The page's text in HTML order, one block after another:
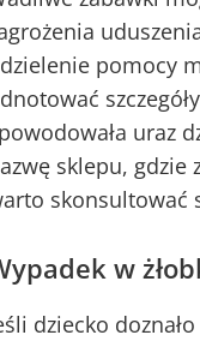
pomocy
uraz
sklepu, gdzie
skonsultować
w
dziecko